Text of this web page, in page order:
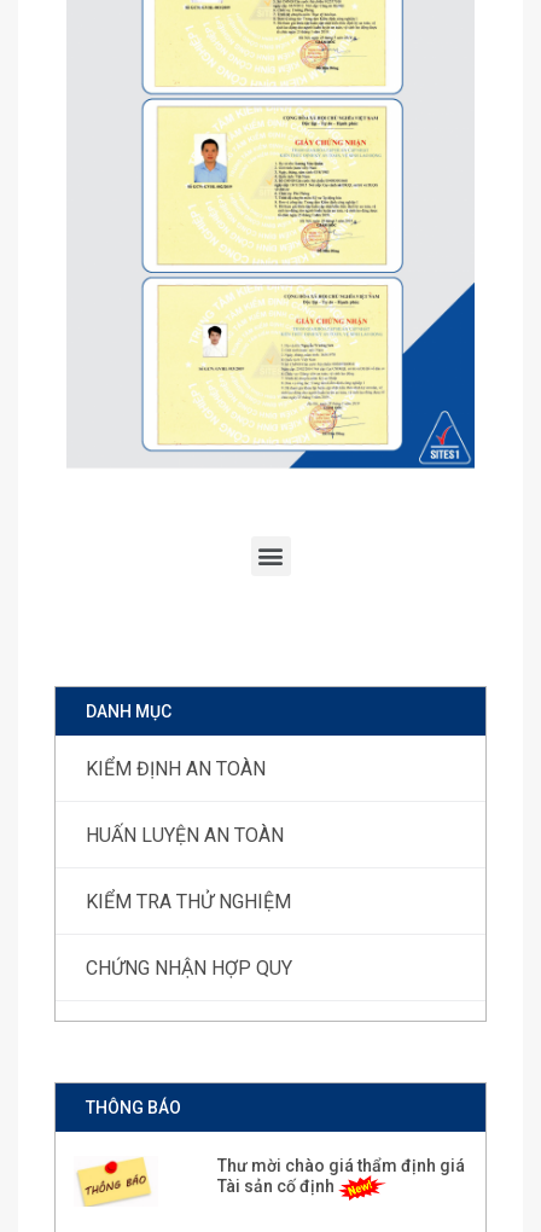
DANH MỤC
KIỂM ĐỊNH AN TOÀN
HUẤN LUYỆN AN TOÀN
KIỂM TRA THỬ NGHIỆM
CHỨNG NHẬN HỢP QUY
THÔNG BÁO
Thư mời chào giá thẩm định giá
Tài sản cố định